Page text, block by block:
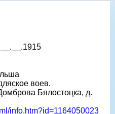
воев.
Бялостоцка, д.
info.htm?id=1164050023